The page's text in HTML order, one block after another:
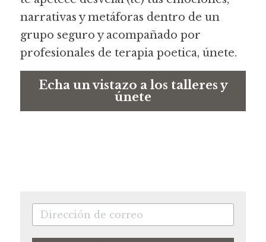
narrativas y metáforas dentro de un
grupo seguro y acompañado por
profesionales de terapia poetica, únete.
Echa un vistazo a los talleres y
únete